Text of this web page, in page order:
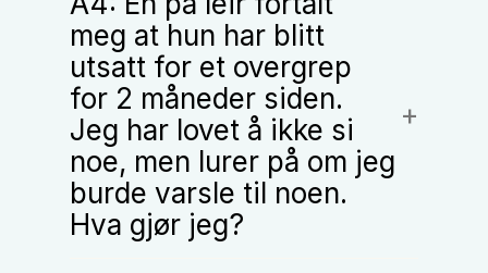
meg at hun har blitt
utsatt for et overgrep
for 2 måneder siden.
Jeg har lovet å ikke si
noe, men lurer på om jeg
burde varsle til noen.
Hva gjør jeg?